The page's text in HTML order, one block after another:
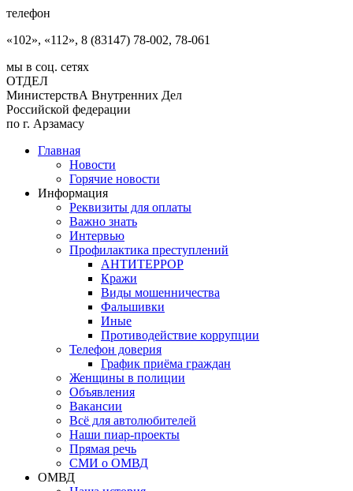
телефон
«102», «112», 8 (83147) 78-002, 78-061
мы в соц. сетях
ОТДЕЛ
МинистерствА Внутренних Дел
Российской федерации
по г. Арзамасу
Главная
Новости
Горячие новости
Информация
Реквизиты для оплаты
Важно знать
Интервью
Профилактика преступлений
АНТИТЕРРОР
Кражи
Виды мошенничества
Фальшивки
Иные
Противодействие коррупции
Телефон доверия
График приёма граждан
Женщины в полиции
Объявления
Вакансии
Всё для автолюбителей
Наши пиар-проекты
Прямая речь
СМИ о ОМВД
ОМВД